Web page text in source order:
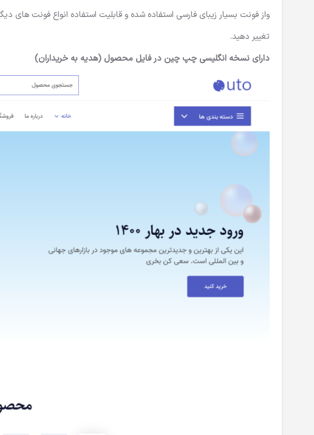
واز فونت بسیار زیبای فارسی استفاده شده و قابلیت استفاده انواع فونت
تغییر دهید.
دارای نسخه انگلیسی چپ چین در فایل محصول (هدیه به خریداران)